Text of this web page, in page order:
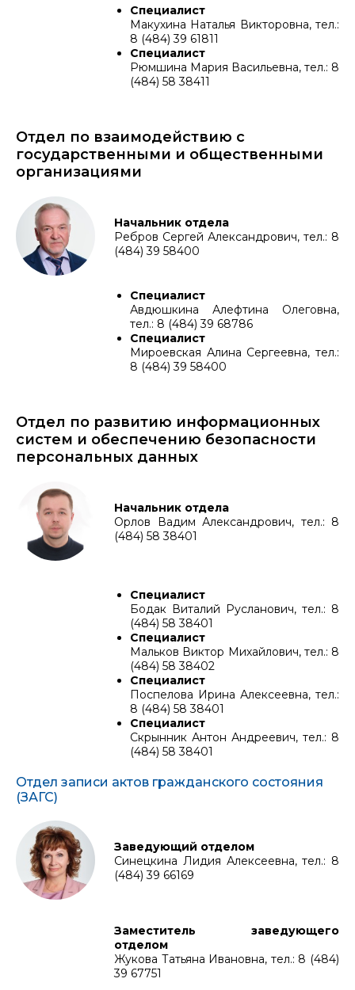
Специалист
Макухина Наталья Викторовна, тел.:
8 (484) 39 61811
Специалист
Рюмшина Мария Васильевна, тел.: 8
(484) 58 38411
Отдел по взаимодействию с
государственными и общественными
организациями
Начальник отдела
Ребров Сергей Александрович, тел.: 8
(484) 39 58400
Специалист
Авдюшкина Алефтина Олеговна,
тел.: 8 (484) 39 68786
Специалист
Мироевская Алина Сергеевна, тел.:
8 (484) 39 58400
Отдел по развитию информационных
систем и обеспечению безопасности
персональных данных
Начальник отдела
Орлов Вадим Александрович, тел.: 8
(484) 58 38401
Специалист
Бодак Виталий Русланович, тел.: 8
(484) 58 38401
Специалист
Мальков Виктор Михайлович, тел.: 8
(484) 58 38402
Специалист
Поспелова Ирина Алексеевна, тел.:
8 (484) 58 38401
Специалист
Скрынник Антон Андреевич, тел.: 8
(484) 58 38401
Отдел записи актов гражданского состояния
(ЗАГС)
Заведующий отделом
Синецкина Лидия Алексеевна, тел.: 8
(484) 39 66169
Заместитель заведующего
отделом
Жукова Татьяна Ивановна, тел.: 8 (484)
39 67751